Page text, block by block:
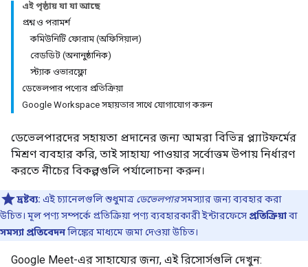
এই পৃষ্ঠায় যা যা আছে
প্রশ্ন ও পরামর্শ
কমিউনিটি ফোরাম (অফিসিয়াল)
রেডডিট (অনানুষ্ঠানিক)
স্ট্যাক ওভারফ্লো
ডেভেলপার পণ্যের প্রতিক্রিয়া
Google Workspace সহায়তার সাথে যোগাযোগ করুন
ডেভেলপারদের সহায়তা প্রদানের জন্য আমরা বিভিন্ন প্ল্যাটফর্মের
মিশ্রণ ব্যবহার করি, তাই সাহায্য পাওয়ার সর্বোত্তম উপায় নির্ধারণ
করতে নীচের বিকল্পগুলি পর্যালোচনা করুন।
দ্রষ্টব্য: এই চ্যানেলগুলি শুধুমাত্র ডেভেলপারসমস্যার জন্য ব্যবহার করা
উচিত। মূল পণ্য সম্পর্কে প্রতিক্রিয়া পণ্য ব্যবহারকারী ইন্টারফেসে প্রতিক্রিয়াবা
সমস্যা প্রতিবেদনলিঙ্কের মাধ্যমে জমা দেওয়া উচিত।
Google Meet-এর সাহায্যের জন্য, এই রিসোর্সগুলি দেখুন: